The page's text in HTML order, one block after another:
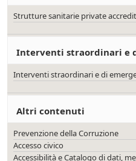
Strutture sanitarie private
Interventi straordinari e
Interventi straordinari e di
Altri contenuti
Prevenzione della Corruzione
Accesso civico
Accessibilità e Catalogo di dati,